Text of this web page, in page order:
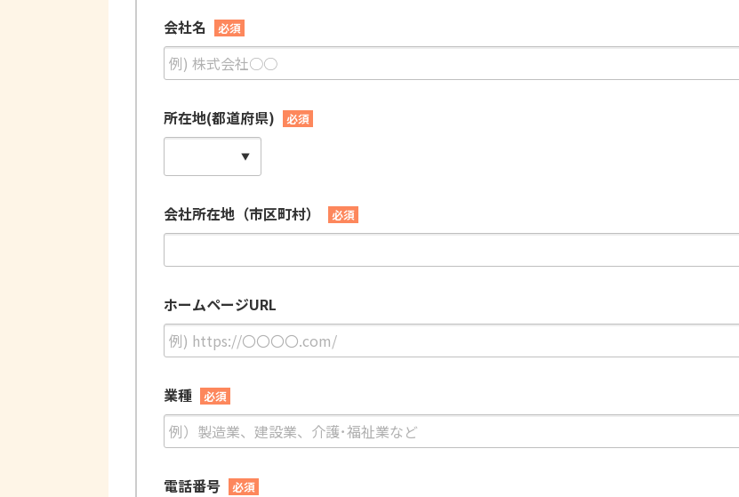
会社名 必須
所在地(都道府県) 必須
会社所在地（市区町村） 必須
ホームページURL
業種 必須
電話番号 必須